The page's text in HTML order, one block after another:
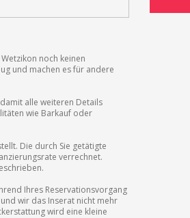
noch keinen
und machen es für andere
alle weiteren Details
wie Barkauf oder
Die durch Sie getätigte
verrechnet.
Ihres Reservationsvorgang
wir das Inserat nicht mehr
wird eine kleine